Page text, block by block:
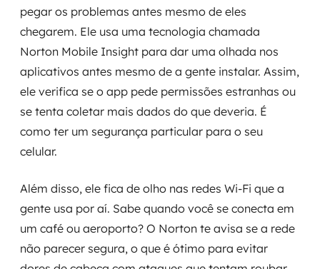
Simulação de Phishing
Segurança de aplicações e Cloud
pegar os problemas antes mesmo de eles
chegarem. Ele usa uma tecnologia chamada
Norton Mobile Insight para dar uma olhada nos
aplicativos antes mesmo de a gente instalar. Assim,
ele verifica se o app pede permissões estranhas ou
se tenta coletar mais dados do que deveria. É
como ter um segurança particular para o seu
celular.
Além disso, ele fica de olho nas redes Wi-Fi que a
gente usa por aí. Sabe quando você se conecta em
um café ou aeroporto? O Norton te avisa se a rede
não parecer segura, o que é ótimo para evitar